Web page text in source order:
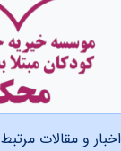
اخبار و مقالات مرتبط